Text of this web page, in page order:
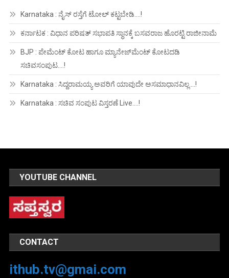
Karnataka : ನೈಸ್ ರಸ್ತೆಗೆ ಟೋಲ್ ಕಟ್ಟಬೇಡಿ….!
ಕರ್ನಾಟಕ : ವಿಧಾನ ಪರಿಷತ್ ಸಭಾಪತಿ ಸ್ಥಾನಕ್ಕೆ ಬಸವರಾಜ ಹೊರಟ್ಟಿ ರಾಜೀನಾಮೆ
BJP : ಪೇಮೆಂಟ್ ಕೋಟ ಹಾಗೂ ಮ್ಯಾನೇಜ್‍ಮೆಂಟ್ ಕೋಟದಡಿ
ಸಚಿವಸಂಪುಟ….!
Karnataka : ಸಿದ್ದರಾಮಯ್ಯ ಅವರಿಗೆ ಯಾವುದೇ ಅಸಮಾಧಾನವಿಲ್ಲ….!
Karnataka : ಸಚಿವ ಸಂಪುಟ ವಿಸ್ತರಣೆ Live….!
YOUTUBE CHANNEL
CONTACT
ithub.tv@gmai.com